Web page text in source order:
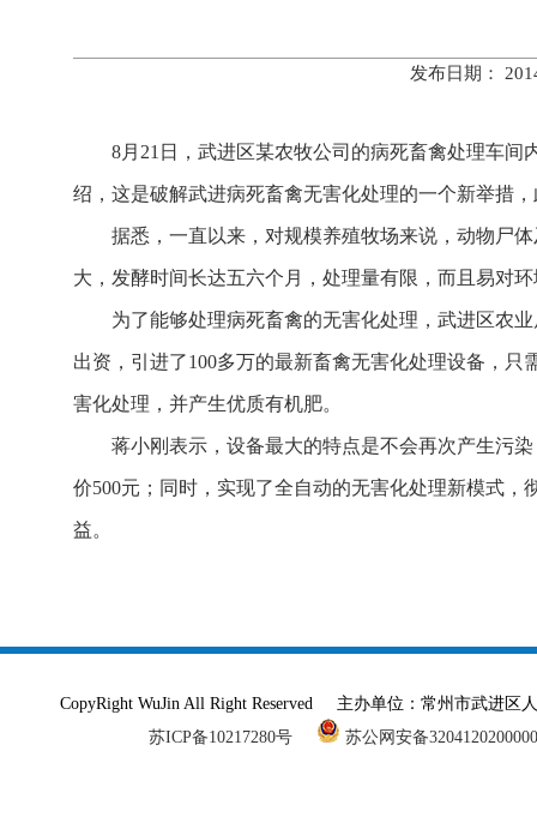
发布日期：
8月21日，武进区某农牧公司的病死畜禽处理车间
绍，这是破解武进病死畜禽无害化处理的一个新举措
据悉，一直以来，对规模养殖牧场来说，动物尸体
大，发酵时间长达五六个月，处理量有限，而且易对
为了能够处理病死畜禽的无害化处理，武进区农业
出资，引进了100多万的最新畜禽无害化处理设备，
害化处理，并产生优质有机肥。
蒋小刚表示，设备最大的特点是不会再次产生污染
价500元；同时，实现了全自动的无害化处理新模式
益。
CopyRight WuJin All Right Reserved 主办单位：常州市武进
苏ICP备10217280号
苏公网安备